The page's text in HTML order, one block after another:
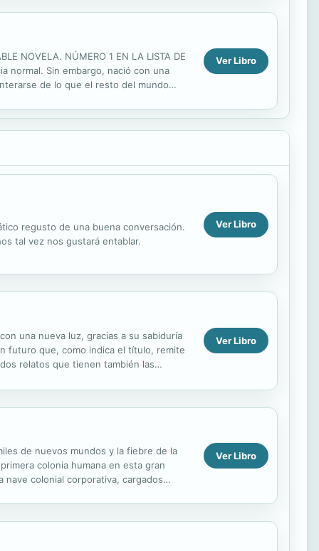
NOVELA. NÚMERO 1 EN LA LISTA DE
normal. Sin embargo, nació con una
de lo que el resto del mundo
Ver Libro
regusto de una buena conversación.
tal vez nos gustará entablar.
Ver Libro
una nueva luz, gracias a su sabiduría
futuro que, como indica el título, remite
relatos que tienen también las
Ver Libro
de nuevos mundos y la fiebre de la
colonia humana en esta gran
colonial corporativa, cargados
Ver Libro